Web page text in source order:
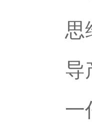
思
导
一